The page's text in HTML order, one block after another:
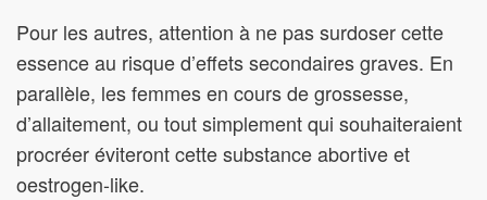
Pour les autres, attention à ne pas surdoser cette
essence au risque d’effets secondaires graves. En
parallèle, les femmes en cours de grossesse,
d’allaitement, ou tout simplement qui souhaiteraient
procréer éviteront cette substance abortive et
oestrogen-like.